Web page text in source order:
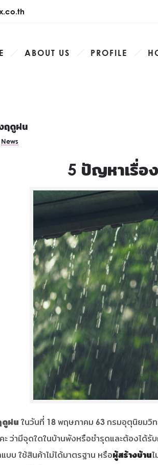
ABOUT US PROFILE
ฤดูฝน
News
5 ปัญหาเรื่อ
ดูฝน ในวันที่ 18 พฤษภาคม 63 กรมอุตุนิยมวิท
ามีจุดใดในบ้านพังหรือชำรุดและต้องได้รับ
บบ ใช้สินค้าไม่ได้มาตรฐาน หรือผู้สร้างบ้าน